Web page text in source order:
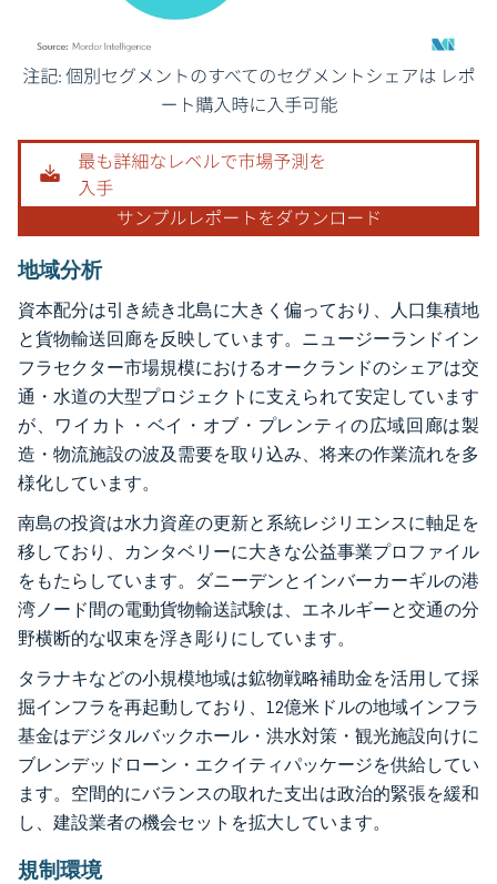
画像 © Mordor Intelligence。再利用にはCC BY 4.0の表示が必要です。
地域分析
資本配分は引き続き北島に大きく偏っており、人口集積地
と貨物輸送回廊を反映しています。ニュージーランドイン
フラセクター市場規模におけるオークランドのシェアは交
通・水道の大型プロジェクトに支えられて安定しています
が、ワイカト・ベイ・オブ・プレンティの広域回廊は製
造・物流施設の波及需要を取り込み、将来の作業流れを多
様化しています。
南島の投資は水力資産の更新と系統レジリエンスに軸足を
移しており、カンタベリーに大きな公益事業プロファイル
をもたらしています。ダニーデンとインバーカーギルの港
湾ノード間の電動貨物輸送試験は、エネルギーと交通の分
野横断的な収束を浮き彫りにしています。
タラナキなどの小規模地域は鉱物戦略補助金を活用して採
掘インフラを再起動しており、12億米ドルの地域インフラ
基金はデジタルバックホール・洪水対策・観光施設向けに
ブレンデッドローン・エクイティパッケージを供給してい
ます。空間的にバランスの取れた支出は政治的緊張を緩和
し、建設業者の機会セットを拡大しています。
規制環境